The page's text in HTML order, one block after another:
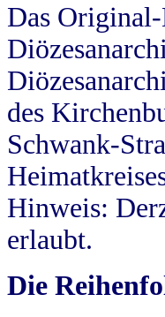
Das
des
Schwank-
Hinweis:
erlaubt.
Die